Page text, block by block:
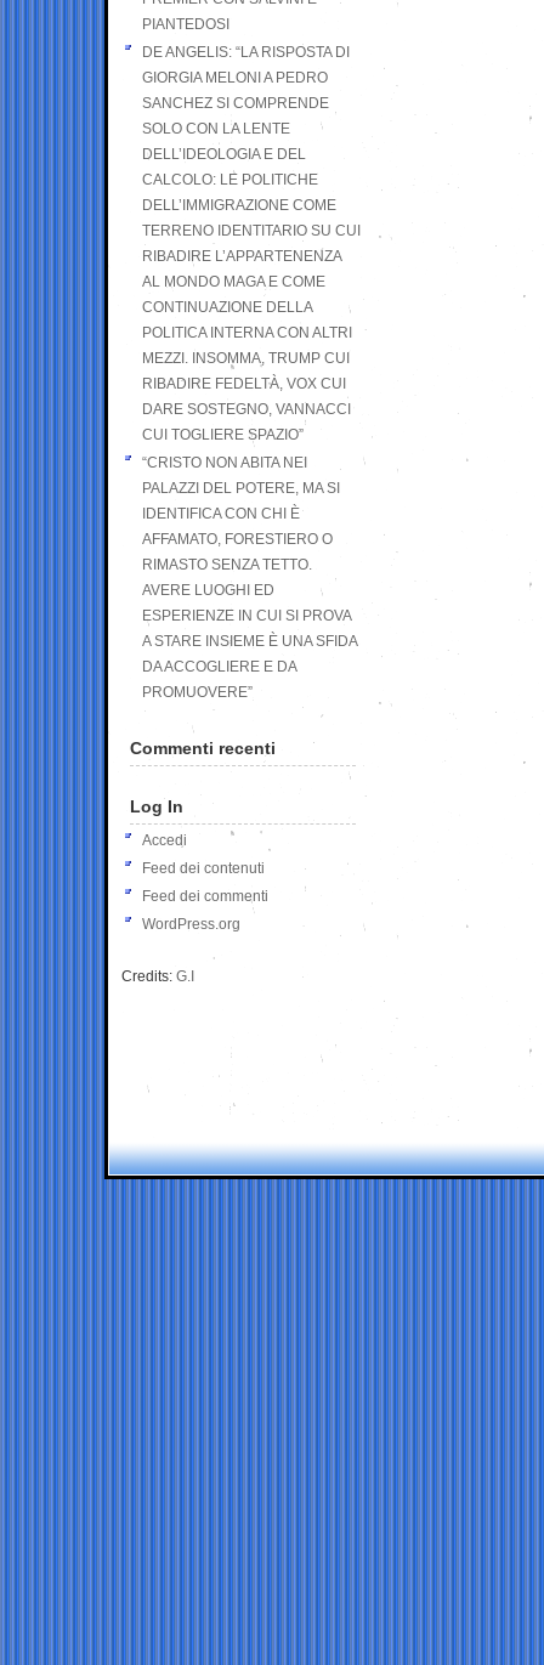
PIANTEDOSI
DE ANGELIS: “LA RISPOSTA DI
GIORGIA MELONI A PEDRO
SANCHEZ SI COMPRENDE
SOLO CON LA LENTE
DELL’IDEOLOGIA E DEL
CALCOLO: LE POLITICHE
DELL’IMMIGRAZIONE COME
TERRENO IDENTITARIO SU CUI
RIBADIRE L’APPARTENENZA
AL MONDO MAGA E COME
CONTINUAZIONE DELLA
POLITICA INTERNA CON ALTRI
MEZZI. INSOMMA, TRUMP CUI
RIBADIRE FEDELTÀ, VOX CUI
DARE SOSTEGNO, VANNACCI
CUI TOGLIERE SPAZIO”
“CRISTO NON ABITA NEI
PALAZZI DEL POTERE, MA SI
IDENTIFICA CON CHI È
AFFAMATO, FORESTIERO O
RIMASTO SENZA TETTO.
AVERE LUOGHI ED
ESPERIENZE IN CUI SI PROVA
A STARE INSIEME È UNA SFIDA
DA ACCOGLIERE E DA
PROMUOVERE”
Commenti recenti
Log In
Accedi
Feed dei contenuti
Feed dei commenti
WordPress.org
Credits: G.I